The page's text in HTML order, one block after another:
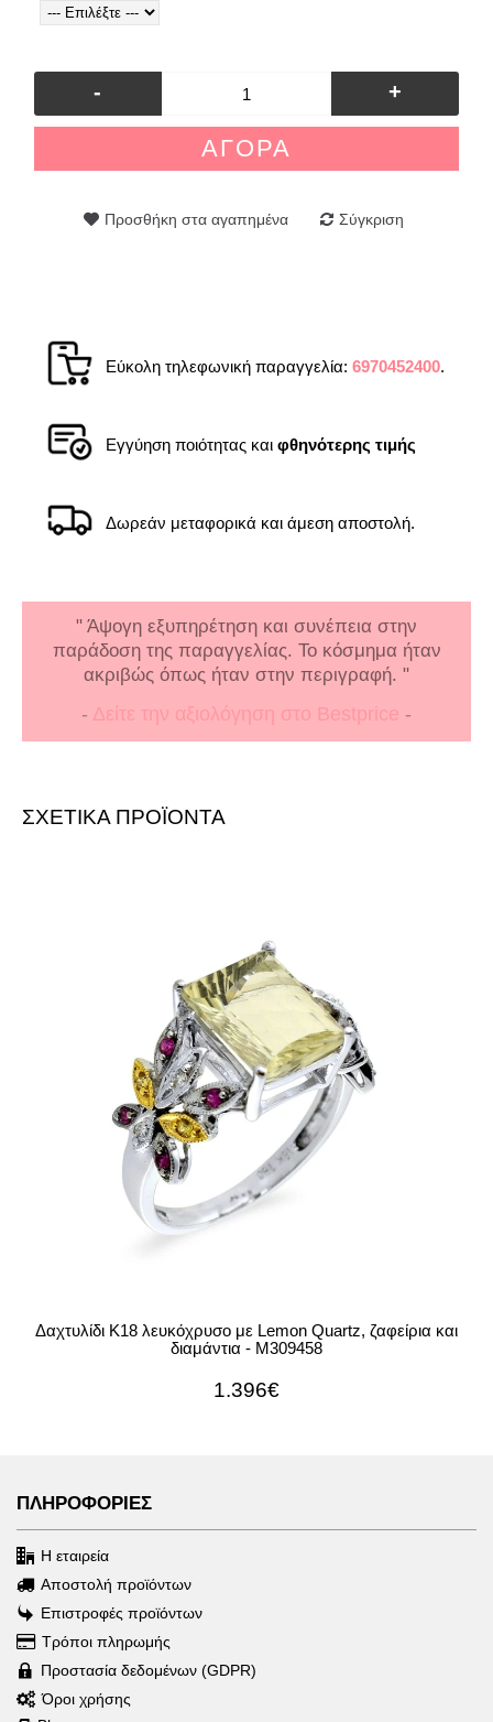
- +
ΑΓΟΡΆ
Προσθήκη στα αγαπημένα Σύγκριση
Εύκολη τηλεφωνική παραγγελία: 6970452400.
Εγγύηση ποιότητας και φθηνότερης τιμής
Δωρεάν μεταφορικά και άμεση αποστολή.
Μόνο αυτός που αγαπά και σέβεται τη δουλειά
του θα φρόντιζε τόσο καλά τη συσκευασία, τη
φιλική εξυπηρέτηση και την άμεση (στην επόμενη
Όσο για το προϊόν ξεπερνά κατά πολύ την εικόνα
του στην οθόνη. Το τέλειο δώρο για αγαπημένα
-Δείτε την αξιολόγηση στο Google
ΠΛΗΡΟΦΟΡΙΕΣ
Η εταιρεία
Αποστολή προϊόντων
Επιστροφές προϊόντων